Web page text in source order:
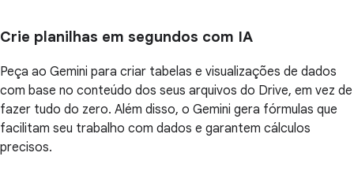
Crie planilhas em segundos com IA
Peça ao Gemini para criar tabelas e visualizações de dados
com base no conteúdo dos seus arquivos do Drive, em vez de
fazer tudo do zero. Além disso, o Gemini gera fórmulas que
facilitam seu trabalho com dados e garantem cálculos
precisos.